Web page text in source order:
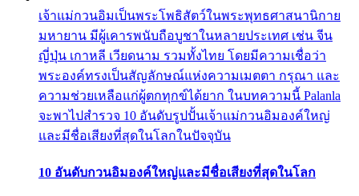
เจ้าแม่กวนอิมเป็นพระโพธิสัตว์ในพระพุทธศาสนานิกาย
มหายาน มีผู้เคารพนับถือบูชาในหลายประเทศ เช่น จีน
ญี่ปุ่น เกาหลี เวียดนาม รวมทั้งไทย โดยมีความเชื่อว่า
พระองค์ทรงเป็นสัญลักษณ์แห่งความเมตตา กรุณา และ
ความช่วยเหลือแก่ผู้ตกทุกข์ได้ยาก ในบทความนี้ Palanla
จะพาไปสำรวจ 10 อันดับรูปปั้นเจ้าแม่กวนอิมองค์ใหญ่
และมีชื่อเสียงที่สุดในโลกในปัจจุบัน
10 อันดับกวนอิมองค์ใหญ่และมีชื่อเสียงที่สุดในโลก